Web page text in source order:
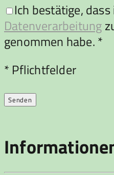
Ich bestätige, dass
Datenverarbeitung
genommen habe. *
Bitte lasse dieses
* Pflichtfelder